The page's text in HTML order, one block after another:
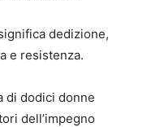
dedizione,
e resistenza.
di dodici donne
dell’impegno